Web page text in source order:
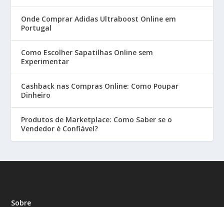
Onde Comprar Adidas Ultraboost Online em
Portugal
Como Escolher Sapatilhas Online sem
Experimentar
Cashback nas Compras Online: Como Poupar
Dinheiro
Produtos de Marketplace: Como Saber se o
Vendedor é Confiável?
Sobre